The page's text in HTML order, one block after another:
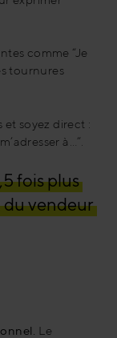
comme “Je
tournures
soyez direct :
à…”.
fois plus
du vendeur
Le